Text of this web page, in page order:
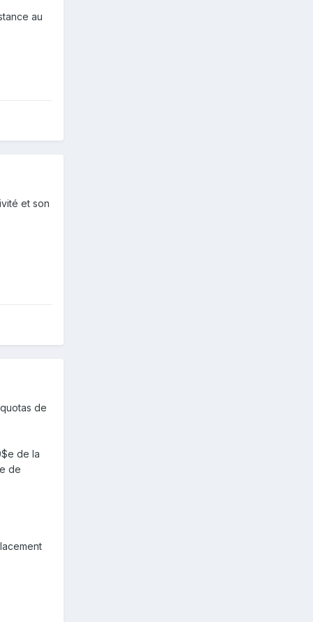
au
et son
de
de la
de